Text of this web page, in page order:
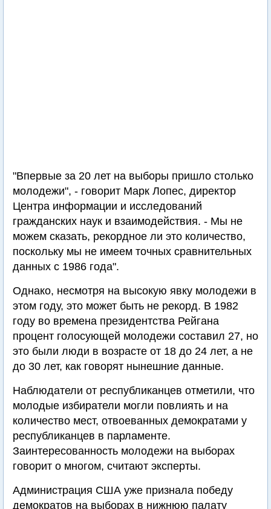
"Впервые за 20 лет на выборы пришло столько
молодежи", - говорит Марк Лопес, директор
Центра информации и исследований
гражданских наук и взаимодействия. - Мы не
можем сказать, рекордное ли это количество,
поскольку мы не имеем точных сравнительных
данных с 1986 года".
Однако, несмотря на высокую явку молодежи в
этом году, это может быть не рекорд. В 1982
году во времена президентства Рейгана
процент голосующей молодежи составил 27, но
это были люди в возрасте от 18 до 24 лет, а не
до 30 лет, как говорят нынешние данные.
Наблюдатели от республиканцев отметили, что
молодые избиратели могли повлиять и на
количество мест, отвоеванных демократами у
республиканцев в парламенте.
Заинтересованность молодежи на выборах
говорит о многом, считают эксперты.
Администрация США уже признала победу
демократов на выборах в нижнюю палату